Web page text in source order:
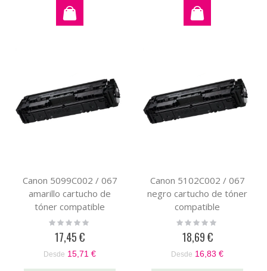
Canon 5099C002 / 067
amarillo cartucho de
tóner compatible
Rating:
17,45 €
Desde 15,71 €
Canon 5102C002 / 067
negro cartucho de tóner
compatible
Rating:
18,69 €
Desde 16,83 €